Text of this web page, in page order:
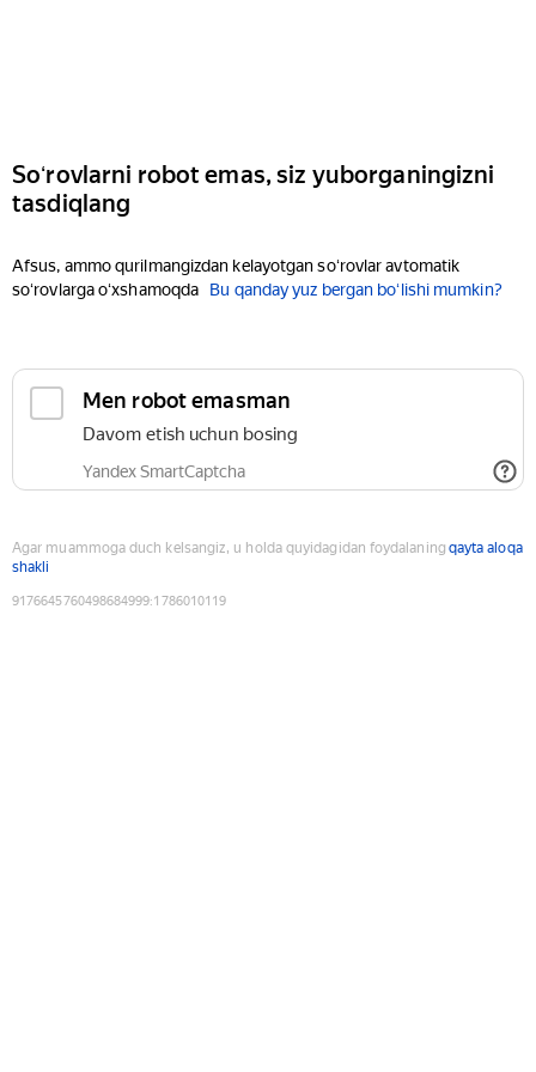
Soʻrovlarni robot emas, siz yuborganingizni
tasdiqlang
Afsus, ammo qurilmangizdan kelayotgan soʻrovlar avtomatik
soʻrovlarga oʻxshamoqda
Bu qanday yuz bergan boʻlishi mumkin?
Men robot emasman
Davom etish uchun bosing
Yandex SmartCaptcha
Agar muammoga duch kelsangiz, u holda quyidagidan foydalaning qayta aloqa
shakli
9176645760498684999:1786010119